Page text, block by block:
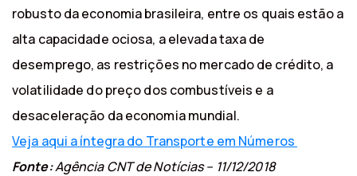
robusto da economia brasileira, entre os quais estão a
alta capacidade ociosa, a elevada taxa de
desemprego, as restrições no mercado de crédito, a
volatilidade do preço dos combustíveis e a
desaceleração da economia mundial.
Veja aqui a íntegra do Transporte em Números​
Fonte:Agência CNT de Notícias – 11/12/2018